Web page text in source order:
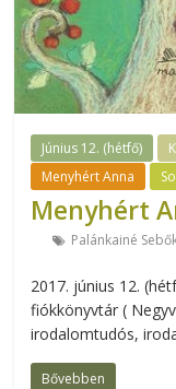
Június 12. (hétfő)
Menyhért Anna
Menyhért
Palánkainé
2017. június 12.
fiókkönyvtár (
irodalomtudós,
Bővebben